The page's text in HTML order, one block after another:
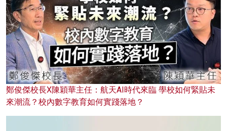
鄭俊傑校長X陳穎華主任：航天AI時代來臨 學校如何緊貼未
來潮流？校內數字教育如何實踐落地？